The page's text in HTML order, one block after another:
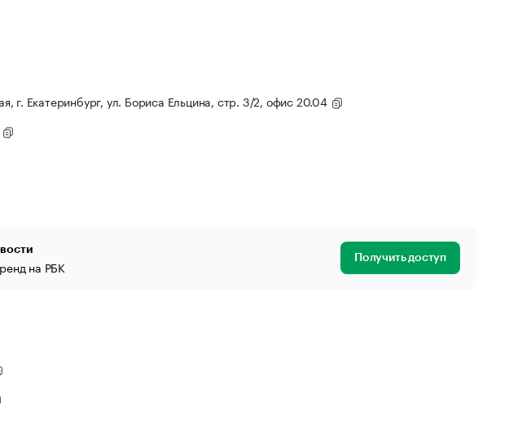
г. Екатеринбург, ул. Бориса Ельцина, стр. 3/2, офис 20.04
на РБК Получить доступ